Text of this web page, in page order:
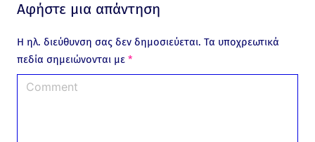
Αφήστε μια απάντηση
Η ηλ. διεύθυνση σας δεν δημοσιεύεται. Τα υποχρεωτικά
πεδία σημειώνονται με *